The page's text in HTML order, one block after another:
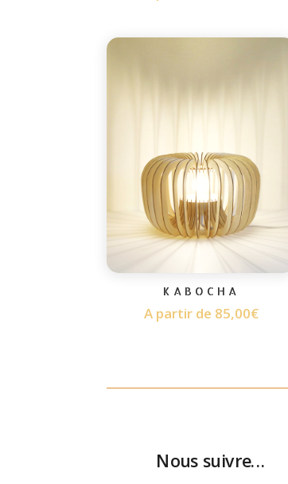
KABOCHA
A partir de 85,00€
Nous suivre...